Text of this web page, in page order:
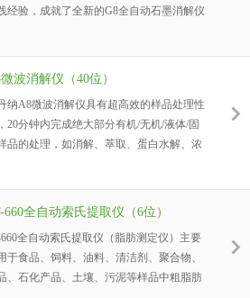
经验，成就了全新的G8全自动石墨消解仪
可用于多种样品的消解。
波消解仪（40位）
纳A8微波消解仪具有超高效的样品处理性
20分钟内完成绝大部分有机/无机/液体/固
品的处理，如消解、萃取、蛋白水解、浓
660全自动索氏提取仪（6位）
660全自动索氏提取仪（脂肪测定仪）主要
于食品、饲料、油料、清洁剂、聚合物、
、石化产品、土壤、污泥等样品中粗脂肪